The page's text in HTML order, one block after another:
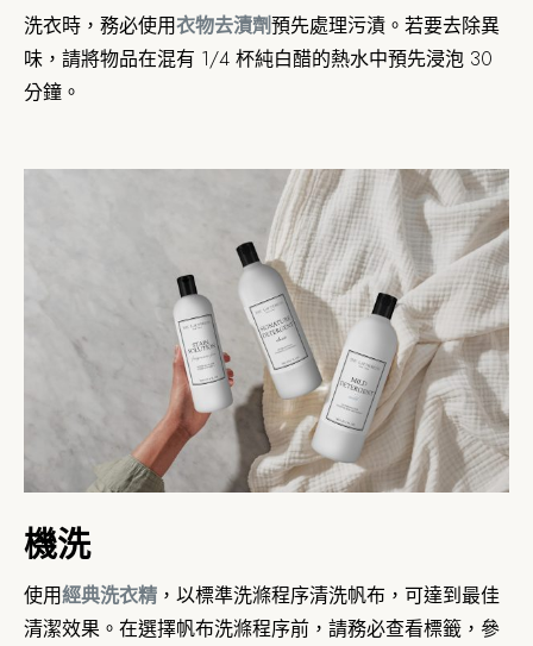
洗衣時，務必使用衣物去漬劑預先處理污漬。若要去除異
味，請將物品在混有 1/4 杯純白醋的熱水中預先浸泡 30
分鐘。
機洗
使用經典洗衣精 ，以標準洗滌程序清洗帆布，可達到最佳
清潔效果。在選擇帆布洗滌程序前，請務必查看標籤，參